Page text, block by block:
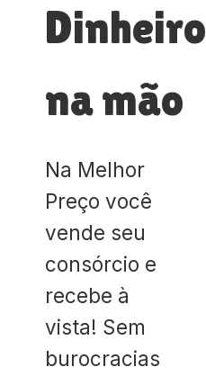
Dinheiro
na mão
Na Melhor
Preço você
vende seu
consórcio e
recebe à
vista! Sem
burocracias